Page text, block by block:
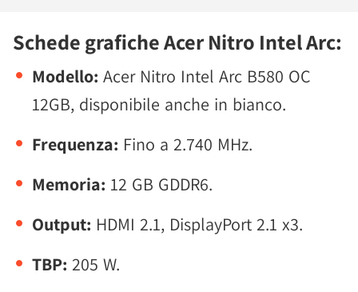
Schede grafiche Acer Nitro Intel Arc:
Modello: Acer Nitro Intel Arc B580 OC
12GB, disponibile anche in bianco.
Frequenza: Fino a 2.740 MHz.
Memoria: 12 GB GDDR6.
Output: HDMI 2.1, DisplayPort 2.1 x3.
TBP: 205 W.